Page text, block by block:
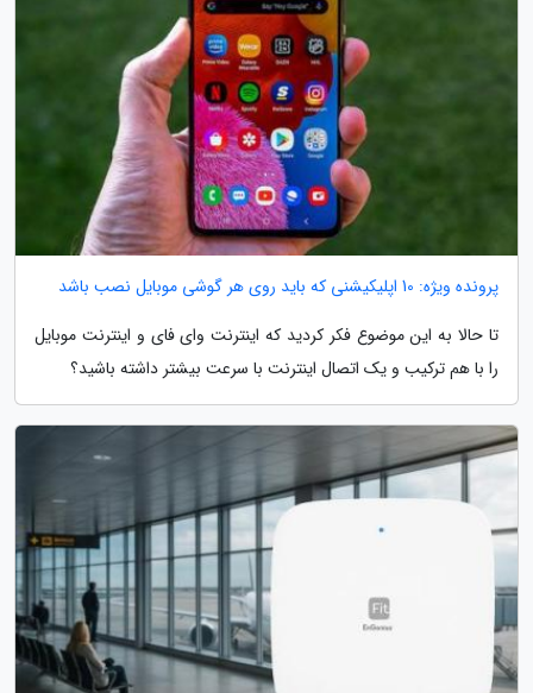
پرونده ویژه: 10 اپلیکیشنی که باید روی هر گوشی موبایل نصب باشد
تا حالا به این موضوع فکر کردید که اینترنت وای فای و اینترنت موبایل
را با هم ترکیب و یک اتصال اینترنت با سرعت بیشتر داشته باشید؟